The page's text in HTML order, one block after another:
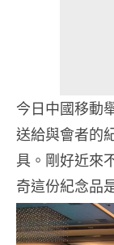
今日中國移動
送給與會者的
具。剛好近來
奇這份紀念品